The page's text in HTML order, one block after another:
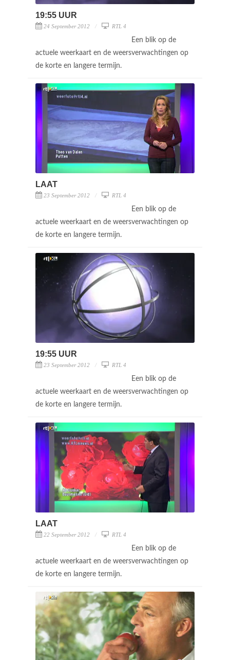
19:55 UUR
24 September 2012 RTL 4
Een blik op de
actuele weerkaart en de weersverwachtingen op
de korte en langere termijn.
LAAT
23 September 2012 RTL 4
Een blik op de
actuele weerkaart en de weersverwachtingen op
de korte en langere termijn.
19:55 UUR
23 September 2012 RTL 4
Een blik op de
actuele weerkaart en de weersverwachtingen op
de korte en langere termijn.
LAAT
22 September 2012 RTL 4
Een blik op de
actuele weerkaart en de weersverwachtingen op
de korte en langere termijn.